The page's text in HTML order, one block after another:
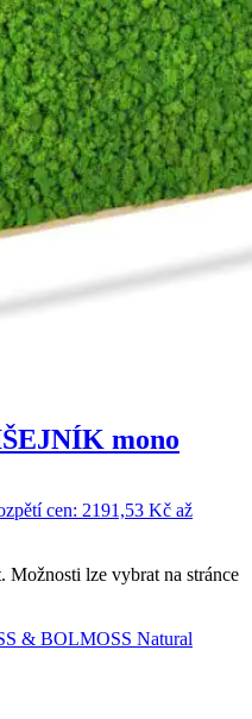
mono
cen: 2191,53 Kč až
Možnosti lze vybrat na stránce